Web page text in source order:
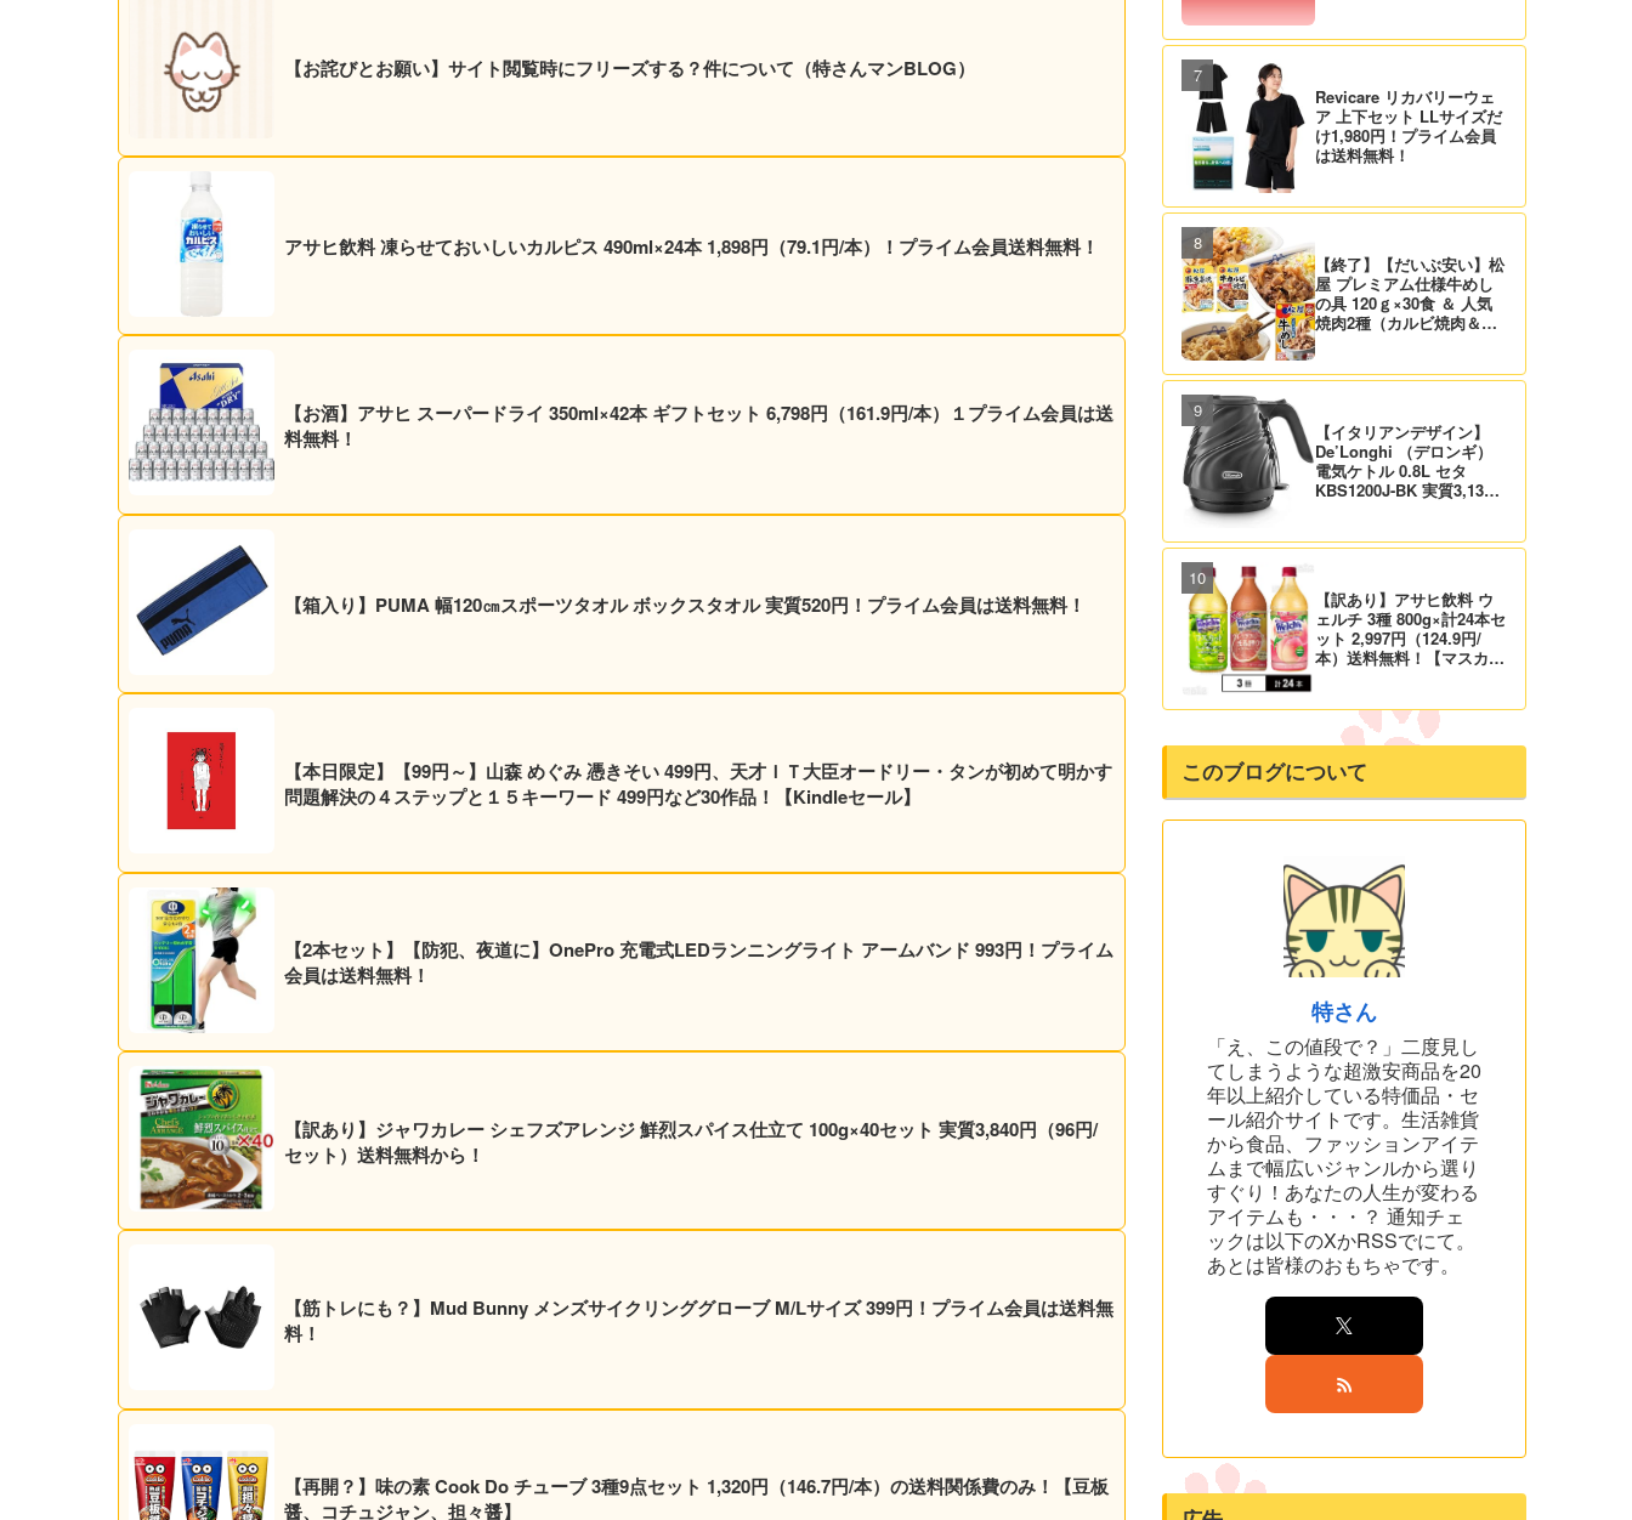
【お詫びとお願い】サイト閲覧時にフリーズする？件について（特さんマンBLOG）
アサヒ飲料 凍らせておいしいカルピス 490ml×24本 1,898円（79.1円/本）！プライム会員送料無料！
【お酒】アサヒ スーパードライ 350ml×42本 ギフトセット 6,798円（161.9円/本）１プライム会員は送
料無料！
【箱入り】PUMA 幅120㎝スポーツタオル ボックスタオル 実質520円！プライム会員は送料無料！
【本日限定】【99円～】山森 めぐみ 憑きそい 499円、天才ＩＴ大臣オードリー・タンが初めて明かす
問題解決の４ステップと１５キーワード 499円など30作品！【Kindleセール】
【2本セット】【防犯、夜道に】OnePro 充電式LEDランニングライト アームバンド 993円！プライム
会員は送料無料！
【訳あり】ジャワカレー シェフズアレンジ 鮮烈スパイス仕立て 100g×40セット 実質3,840円（96円/
セット）送料無料から！
【筋トレにも？】Mud Bunny メンズサイクリンググローブ M/Lサイズ 399円！プライム会員は送料無
料！
【再開？】味の素 Cook Do チューブ 3種9点セット 1,320円（146.7円/本）の送料関係費のみ！【豆板
醤、コチュジャン、担々醤】
Revicare リカバリーウェ
ア 上下セット LLサイズだ
け1,980円！プライム会員
は送料無料！
【終了】【だいぶ安い】松
屋 プレミアム仕様牛めし
の具 120ｇ×30食 ＆ 人気
焼肉2種（カルビ焼肉＆生
料！
【イタリアンデザイン】
De’Longhi （デロンギ）
電気ケトル 0.8L セタ
KBS1200J-BK 実質3,132
【訳あり】アサヒ飲料 ウ
ェルチ 3種 800g×計24本セ
ット 2,997円（124.9円/
本）送料無料！【マスカッ
このブログについて
特さん
「え、この値段で？」二度見し
てしまうような超激安商品を20
年以上紹介している特価品・セ
ール紹介サイトです。生活雑貨
から食品、ファッションアイテ
ムまで幅広いジャンルから選り
すぐり！あなたの人生が変わる
アイテムも・・・？ 通知チェ
ックは以下のXかRSSでにて。
あとは皆様のおもちゃです。